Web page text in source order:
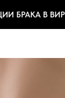
БРАКА В